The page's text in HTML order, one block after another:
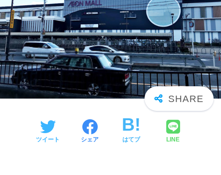
ツイート シェア はてブ LINE